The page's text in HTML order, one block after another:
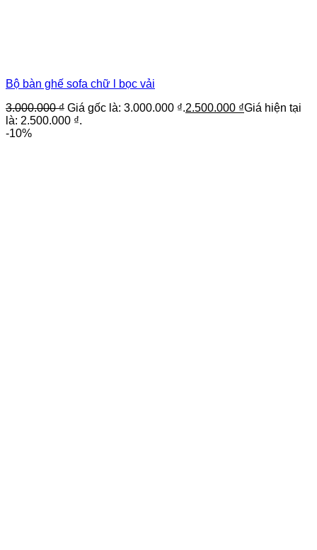
Bộ bàn ghế sofa chữ l bọc vải
3.000.000₫ Giá gốc là: 3.000.000 ₫.2.500.000 ₫Giá hiện tại
là: 2.500.000 ₫.
-10%